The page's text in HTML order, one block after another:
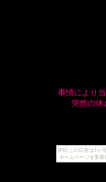
[PR] この広告は3ヶ
ホームページを更
事情により
突然の休